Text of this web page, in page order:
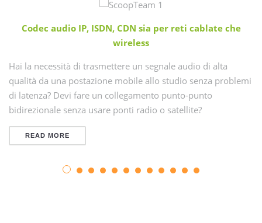
Codec audio IP, ISDN, CDN sia per reti cablate che
wireless
Hai la necessità di trasmettere un segnale audio di alta
qualità da una postazione mobile allo studio senza problemi
di latenza? Devi fare un collegamento punto-punto
bidirezionale senza usare ponti radio o satellite?
READ MORE